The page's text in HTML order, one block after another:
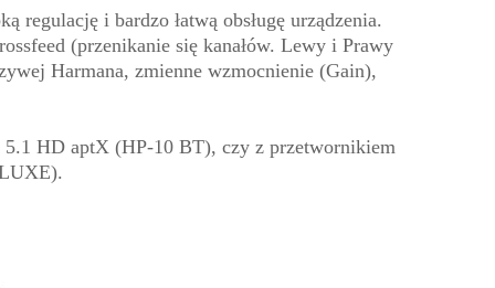
i bardzo łatwą obsługę urządzenia.
(przenikanie się kanałów. Lewy i Prawy
Harmana, zmienne wzmocnienie (Gain),
HD aptX (HP-10 BT), czy z przetwornikiem